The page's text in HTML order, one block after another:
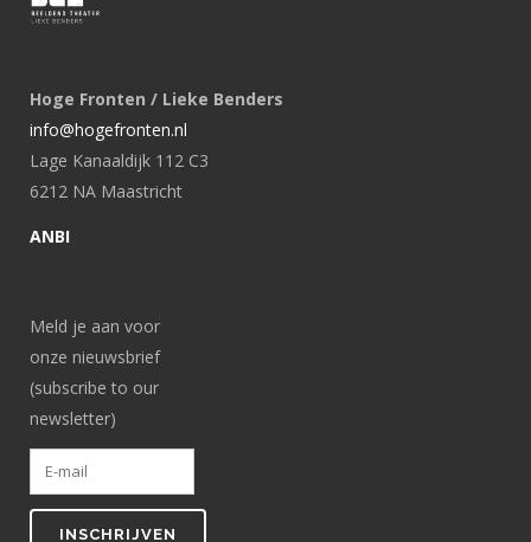
Hoge Fronten / Lieke Benders
info@hogefronten.nl
Lage Kanaaldijk 112 C3
6212 NA Maastricht
ANBI
Meld je aan voor
onze nieuwsbrief
(subscribe to our
newsletter)